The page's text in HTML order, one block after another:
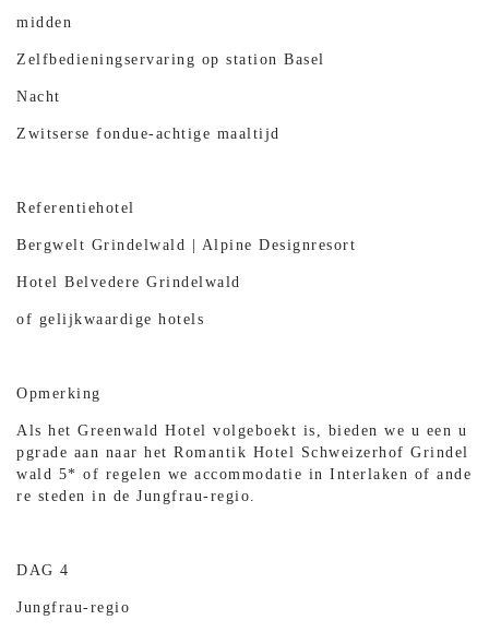
midden
Zelfbedieningservaring op station Basel
Nacht
Zwitserse fondue-achtige maaltijd
Referentiehotel
Bergwelt Grindelwald | Alpine Designresort
Hotel Belvedere Grindelwald
of gelijkwaardige hotels
Opmerking
Als het Greenwald Hotel volgeboekt is, bieden we u een u
pgrade aan naar het Romantik Hotel Schweizerhof Grindel
wald 5* of regelen we accommodatie in Interlaken of ande
re steden in de Jungfrau-regio.
DAG 4
Jungfrau-regio